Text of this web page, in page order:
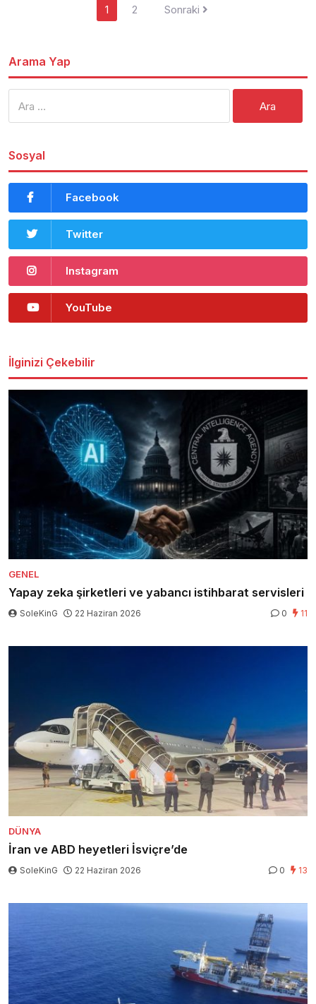
1 2 Sonraki
Arama Yap
Sosyal
Facebook
Twitter
Instagram
YouTube
İlginizi Çekebilir
GENEL
Yapay zeka şirketleri ve yabancı istihbarat servisleri
SoleKinG 22 Haziran 2026 0 11
DÜNYA
İran ve ABD heyetleri İsviçre’de
SoleKinG 22 Haziran 2026 0 13